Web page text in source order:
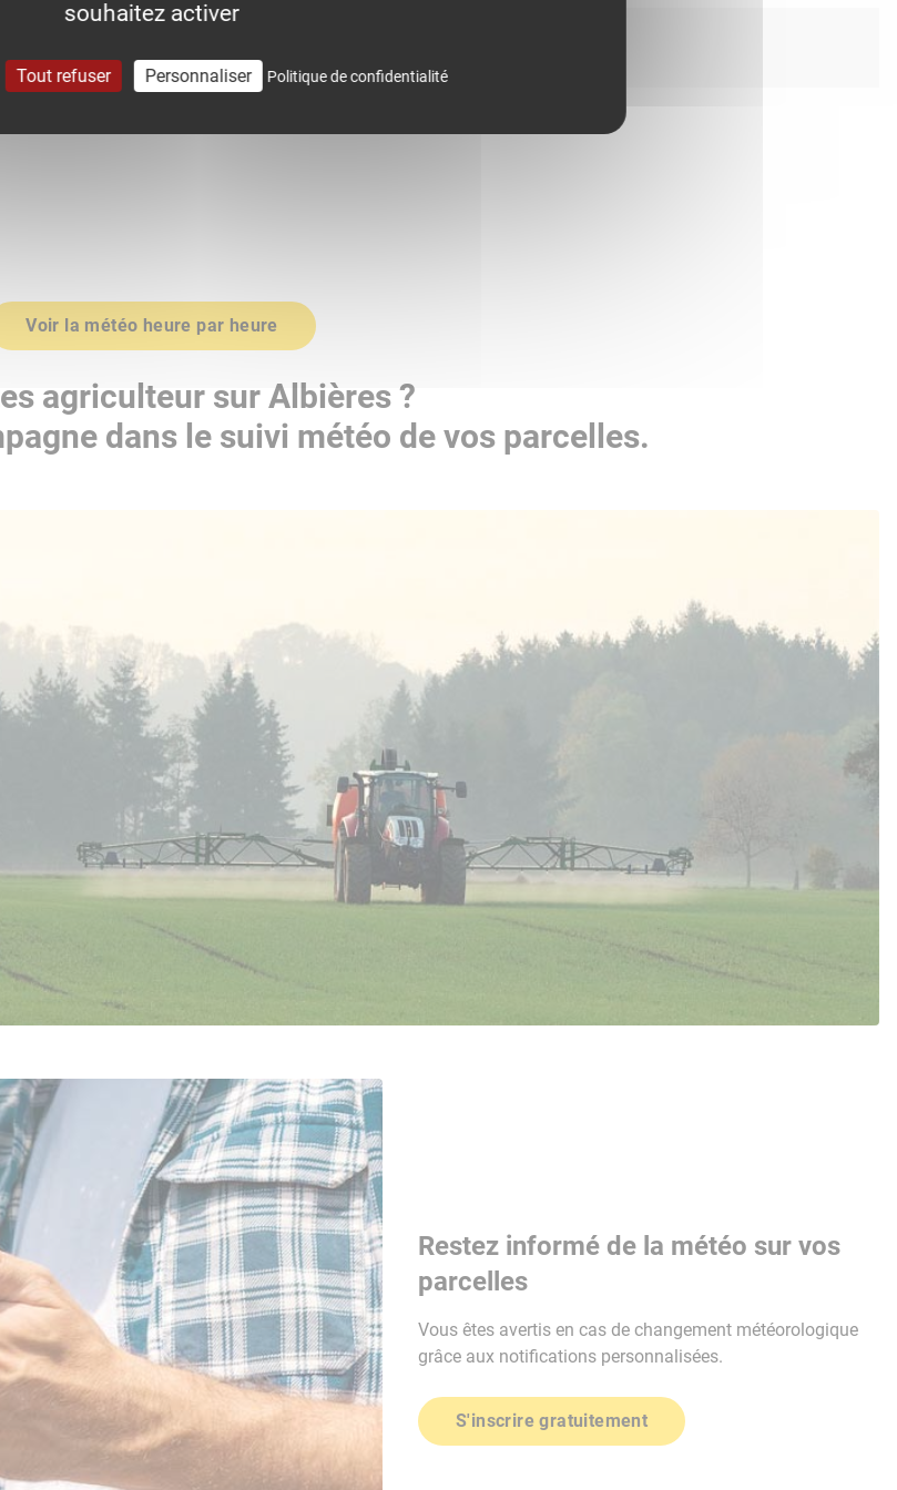
Voir la météo heure par heure
agriculteur sur Albières ?
dans le suivi météo de vos parcelles.
Restez informé de la météo sur vos
parcelles
Vous êtes avertis en cas de changement météorologique
grâce aux notifications personnalisées.
S'inscrire gratuitement
souhaitez activer
Tout refuser Personnaliser Politique de confidentialité